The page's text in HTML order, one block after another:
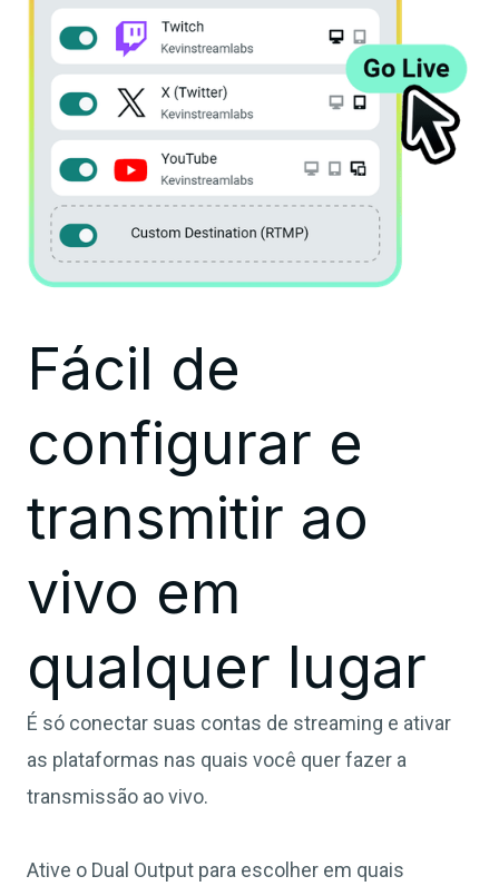
Fácil de
configurar e
transmitir ao
vivo em
qualquer lugar
É só conectar suas contas de streaming e ativar
as plataformas nas quais você quer fazer a
transmissão ao vivo.
Ative o Dual Output para escolher em quais